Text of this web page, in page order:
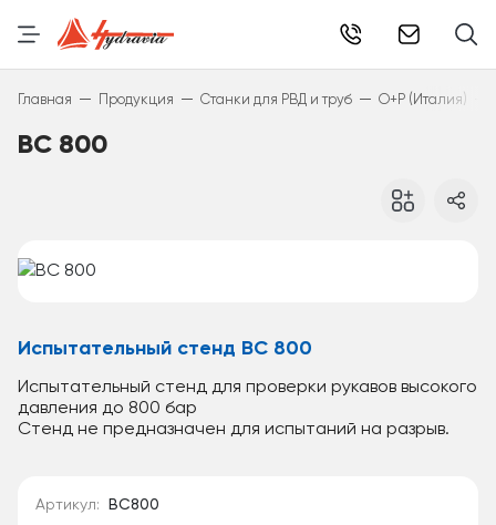
Главная — Продукция — Станки для РВД и труб — O+P (Италия)
BC 800
Испытательный стенд BC 800
Испытательный стенд для проверки рукавов высокого
давления до 800 бар
Стенд не предназначен для испытаний на разрыв.
Артикул: BC800